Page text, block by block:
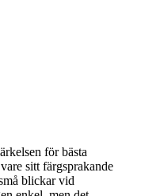
för bästa
sitt färgsprakande
blickar vid